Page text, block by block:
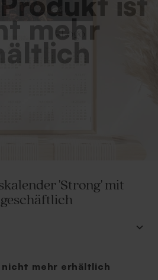
mehr
'Strong' mit
geschäftlich
mehr erhältlich